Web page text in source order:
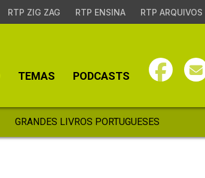
RTP ZIG ZAG RTP ENSINA RTP ARQUIVOS
TEMAS PODCASTS
GRANDES LIVROS PORTUGUESES